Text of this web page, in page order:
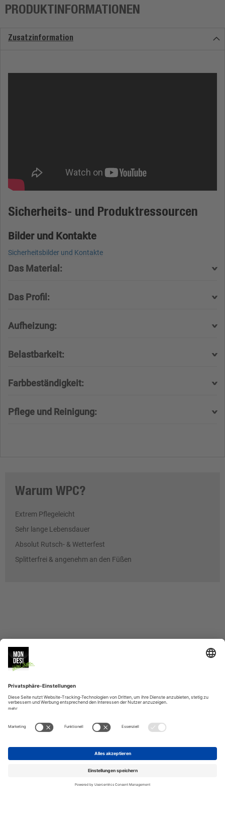
PRODUKTINFORMATIONEN
Zusatzinformation
Sicherheits- und Produktressourcen
Bilder und Kontakte
Sicherheitsbilder und Kontakte
Das Material:
Das Profil:
Aufheizung:
Belastbarkeit:
Farbbeständigkeit:
Pflege und Reinigung:
Warum WPC?
Extrem Pflegeleicht
Sehr lange Lebensdauer
Absolut Rutsch- & Wetterfest
Splitterfrei & angenehm an den Füßen
MONDESI
SERVICE
VERSAND